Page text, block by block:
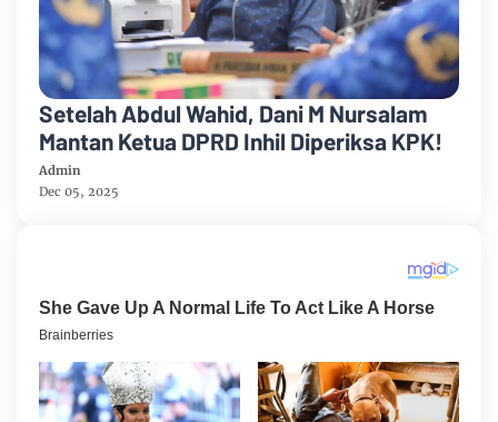
Setelah Abdul Wahid, Dani M Nursalam
Mantan Ketua DPRD Inhil Diperiksa KPK!
Admin
Dec 05, 2025